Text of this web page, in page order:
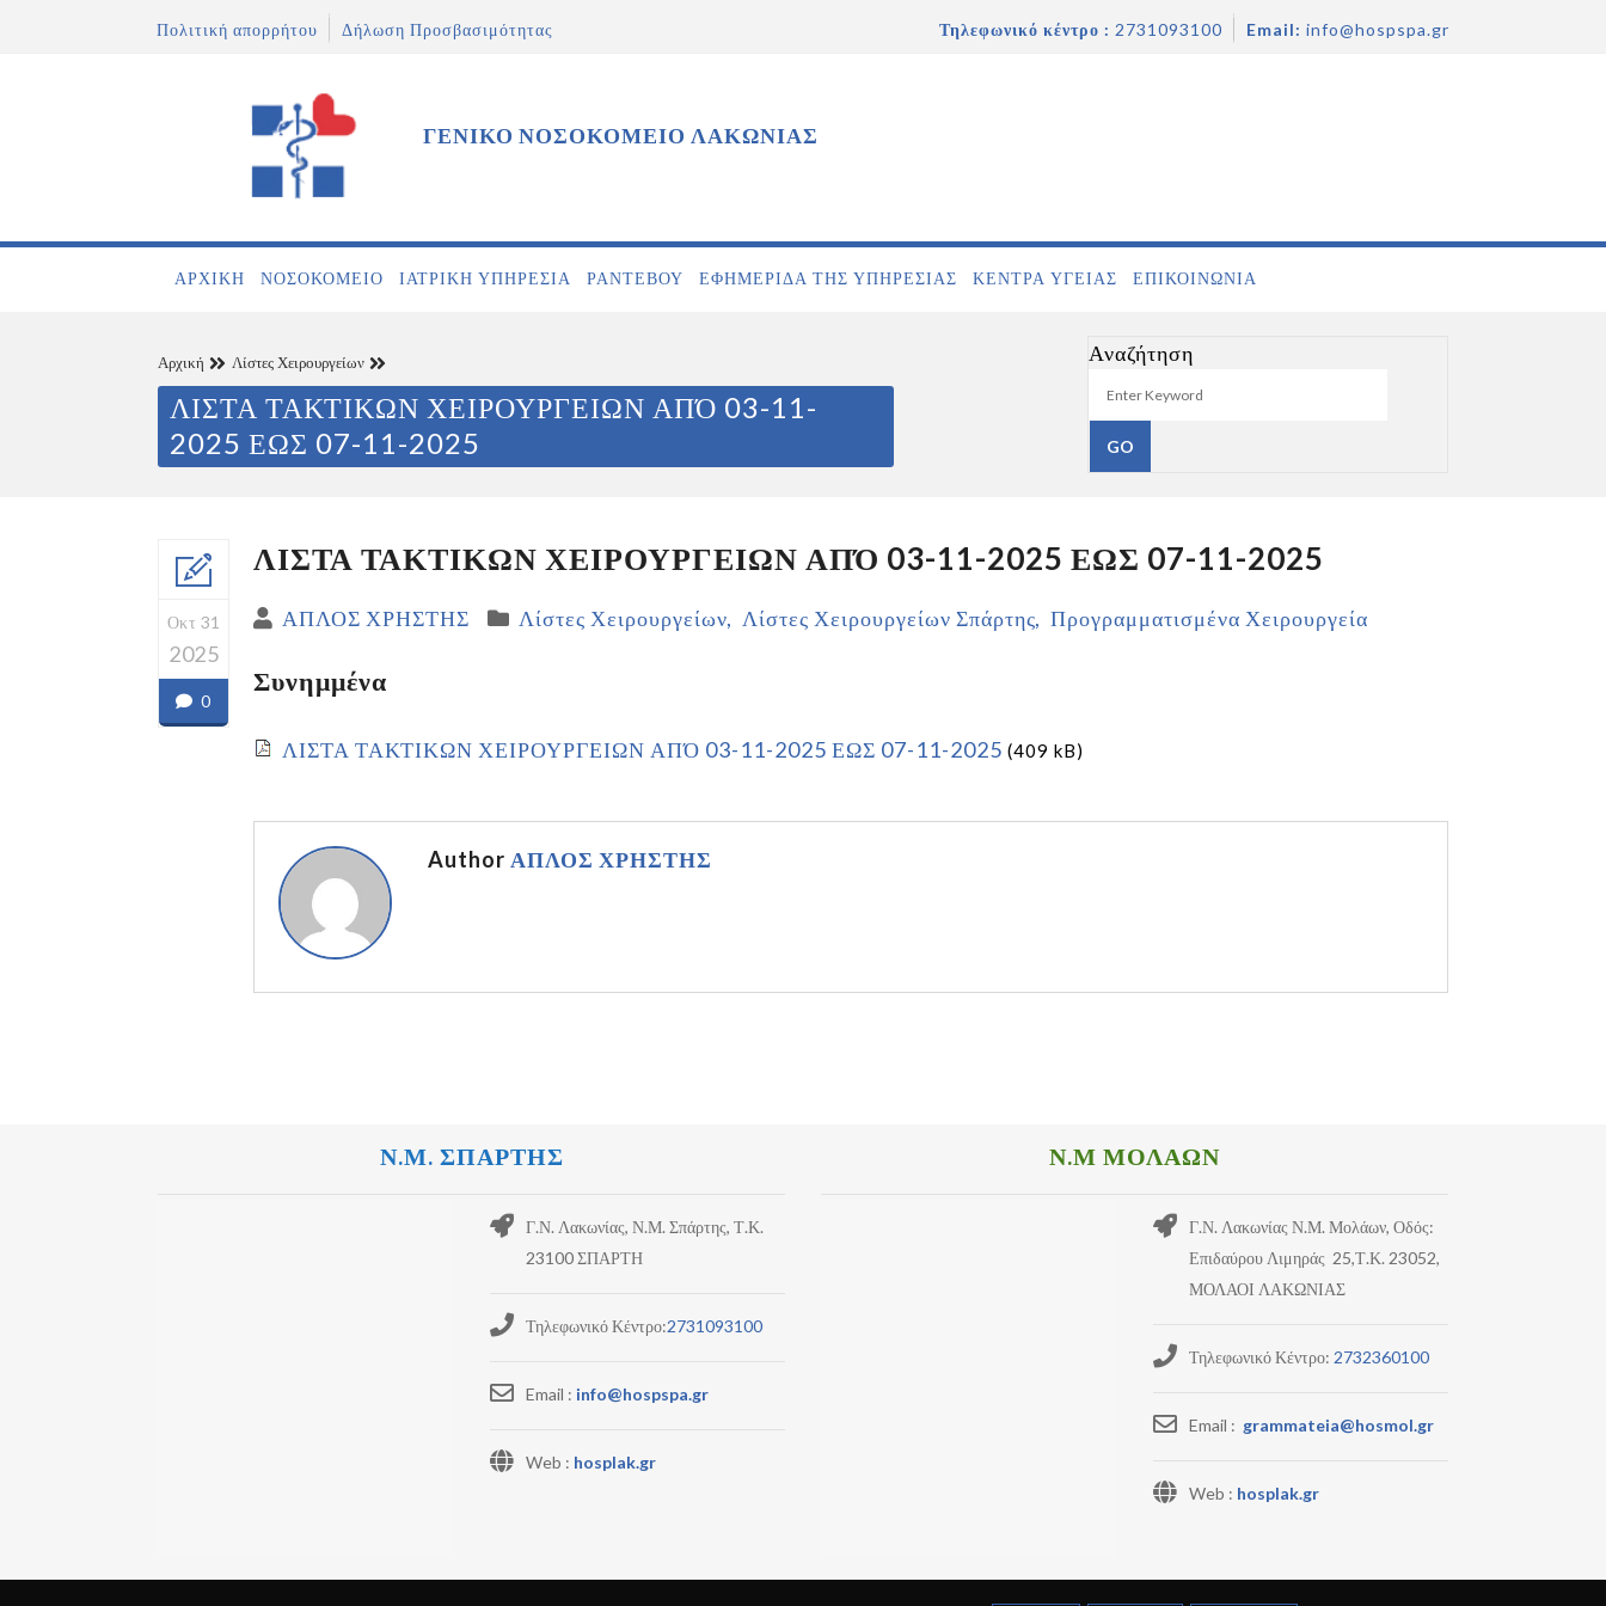
Πολιτική απορρήτου Δήλωση Προσβασιμότητας Τηλεφωνικό κέντρο : 2731093100 Email: info@hospspa.gr
ΓΕΝΙΚΟ ΝΟΣΟΚΟΜΕΙΟ ΛΑΚΩΝΙΑΣ
ΑΡΧΙΚΉ ΝΟΣΟΚΟΜΕΊΟ ΙΑΤΡΙΚΉ ΥΠΗΡΕΣΊΑ ΡΑΝΤΕΒΟΎ ΕΦΗΜΕΡΊΔΑ ΤΗΣ ΥΠΗΡΕΣΊΑΣ ΚΕΝΤΡΑ ΥΓΕΙΑΣ ΕΠΙΚΟΙΝΩΝΊΑ
Αρχική Λίστες Χειρουργείων
ΛΙΣΤΑ ΤΑΚΤΙΚΩΝ ΧΕΙΡΟΥΡΓΕΙΩΝ ΑΠΌ 03-11-
2025 ΕΩΣ 07-11-2025
Αναζήτηση
Οκτ 31
2025
0
ΛΙΣΤΑ ΤΑΚΤΙΚΩΝ ΧΕΙΡΟΥΡΓΕΙΩΝ ΑΠΌ 03-11-2025 ΕΩΣ 07-11-2025
ΑΠΛΟΣ ΧΡΗΣΤΗΣ Λίστες Χειρουργείων Λίστες Χειρουργείων Σπάρτης Προγραμματισμένα Χειρουργεία
Συνημμένα
ΛΙΣΤΑ ΤΑΚΤΙΚΩΝ ΧΕΙΡΟΥΡΓΕΙΩΝ ΑΠΌ 03-11-2025 ΕΩΣ 07-11-2025 (409 kB)
Author ΑΠΛΟΣ ΧΡΗΣΤΗΣ
Ν.Μ. ΣΠΑΡΤΗΣ Ν.Μ ΜΟΛΑΩΝ
Γ.Ν. Λακωνίας, Ν.Μ. Σπάρτης, Τ.Κ.
23100 ΣΠΑΡΤΗ
Τηλεφωνικό Κέντρο:2731093100
Email : info@hospspa.gr
Web : hosplak.gr
Γ.Ν. Λακωνίας Ν.Μ. Μολάων, Οδός:
Επιδαύρου Λιμηράς 25,Τ.Κ. 23052,
ΜΟΛΑΟΙ ΛΑΚΩΝΙΑΣ
Τηλεφωνικό Κέντρο: 2732360100
Email : grammateia@hosmol.gr
Web : hosplak.gr